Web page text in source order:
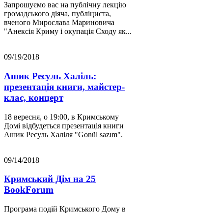
Запрошуємо вас на публічну лекцію
громадського діяча, публіциста,
вченого Мирослава Мариновича
"Анексія Криму і окупація Сходу як...
09/19/2018
Ашик Ресуль Халіль:
презентація книги, майстер-
клас, концерт
18 вересня, о 19:00, в Кримському
Домі відбудеться презентація книги
Ашик Ресуль Халіля "Gonül sazım".
09/14/2018
Кримський Дім на 25
BookForum
Програма подій Кримського Дому в